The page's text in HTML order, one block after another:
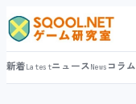
新着LatestニュースNews コラム